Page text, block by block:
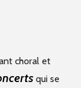
choral et
qui se